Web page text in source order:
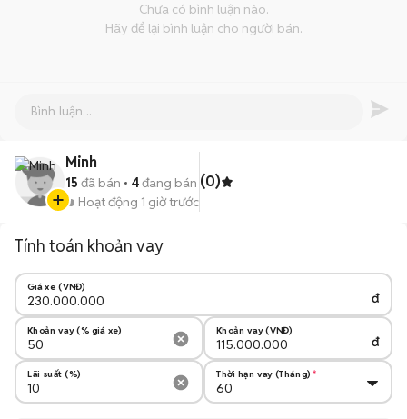
Minh
15 đã bán 4đang bán
Hoạt động 1 giờ trước
(0)
Chưa có bình luận nào.
Hãy để lại bình luận cho người bán.
Tính toán khoản vay
Giá xe (VNĐ)
đ
Khoản vay (% giá xe) Khoản vay (VNĐ)
đ
Lãi suất (%) Thời hạn vay (Tháng)